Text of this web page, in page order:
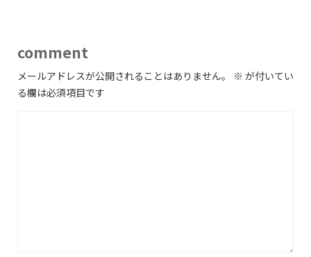
comment
メールアドレスが公開されることはありません。 ※ が付いてい
る欄は必須項目です